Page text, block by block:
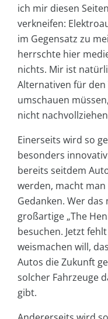
ich mir diesen
verkneifen:
im Gegensatz zu
herrschte hier
nichts. Mir ist
Alternativen für
umschauen
nicht
Einerseits wird so
besonders
bereits seitdem
werden, macht
Gedanken. Wer
großartige „The
besuchen. Jetzt
weismachen will,
Autos die Zukunft
solcher Fahrzeuge
gibt.